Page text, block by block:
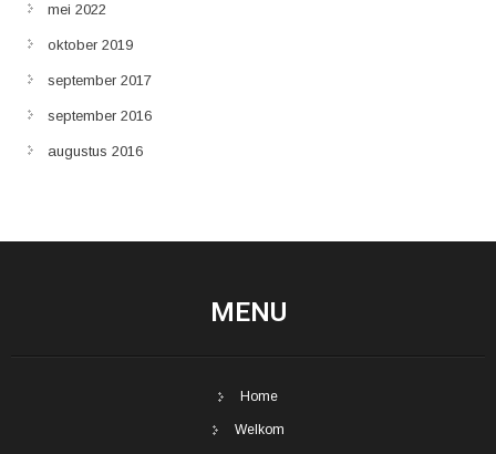
mei 2022
oktober 2019
september 2017
september 2016
augustus 2016
MENU
Home
Welkom